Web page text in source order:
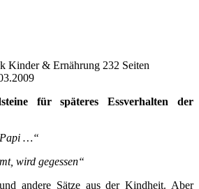
Kinder & Ernährung 232 Seiten
für späteres Essverhalten der
Papi …“
wird gegessen“
andere Sätze aus der Kindheit. Aber